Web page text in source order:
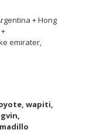
+ Hong
emirater,
wapiti,